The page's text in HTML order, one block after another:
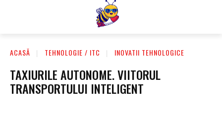
ACASĂ TEHNOLOGIE / ITC INOVATII TEHNOLOGICE
TAXIURILE AUTONOME. VIITORUL
TRANSPORTULUI INTELIGENT